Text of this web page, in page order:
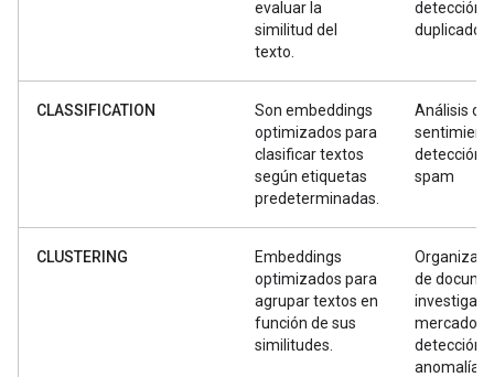
evaluar la
similitud del
texto.
detección
duplicados
CLASSIFICATION
Son embeddings
optimizados para
clasificar textos
según etiquetas
predeterminadas.
Análisis de
detección
spam
CLUSTERING
Embeddings
optimizados para
agrupar textos en
función de sus
similitudes.
de
mercado y
detección
anomalías